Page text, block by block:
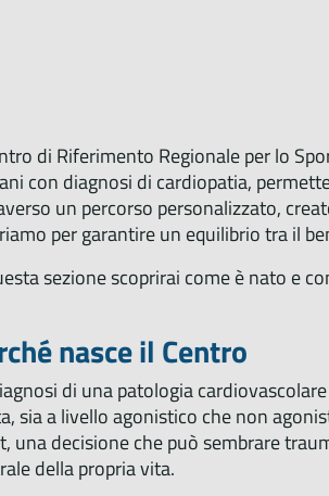
di Riferimento Regionale per lo
con diagnosi di cardiopatia,
un percorso personalizzato,
per garantire un equilibrio tra il
sezione scoprirai come è nato e
nasce il Centro
di una patologia
sia a livello agonistico che non
una decisione che può sembrare
della propria vita.